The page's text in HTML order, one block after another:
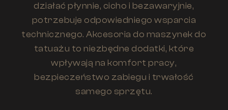
działać płynnie, cicho i bezawaryjnie,
potrzebuje odpowiedniego wsparcia
technicznego. Akcesoria do maszynek do
tatuażu to niezbędne dodatki, które
wpływają na komfort pracy,
bezpieczeństwo zabiegu i trwałość
samego sprzętu.